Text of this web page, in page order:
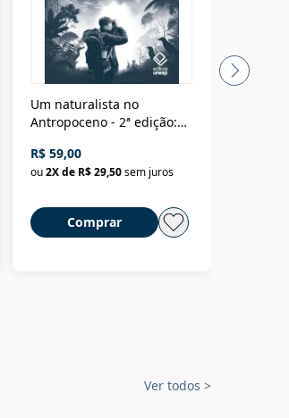
Um naturalista no
Antropoceno - 2ª edição:
selvagem
R$ 59,00
ou2X de R$ 29,50sem juros
Comprar
Ver todos >